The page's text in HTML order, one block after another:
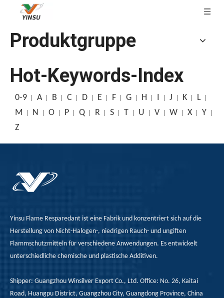
Produktgruppe
Hot-Keywords-Index
0-9 A B C D E F G H I J K
L
M
N O P Q R S T U V W X
Y
Z
Yinsu Flame Resparedant ist eine Fabrik und konzentriert sich auf die
Herstellung von Nicht-Halogen-, niedrigen Rauch- und ungiften
Flammschutzmitteln für verschiedene Anwendungen. Es entwickelt
unterschiedliche chemische und plastische Additiven.
Shipper: Guangzhou Winsilver Export Co., Ltd. Office: No. 26, Kaitai
Road, Huangpu District, Guangzhou City, Guangdong Province, China